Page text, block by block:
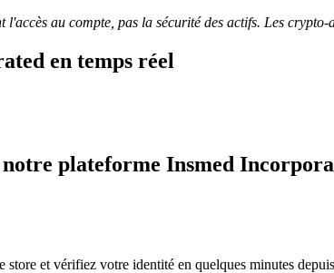
l'accès au compte, pas la sécurité des actifs. Les
en temps réel
plateforme Insmed
et vérifiez votre identité en quelques minutes